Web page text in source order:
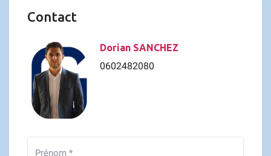
Contact
Dorian SANCHEZ
0602482080